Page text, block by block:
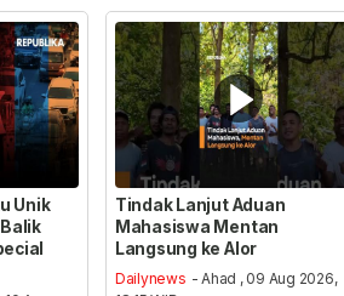
Unik
Tindak Lanjut Aduan
Mahasiswa Mentan
Langsung ke Alor
Dailynews - Ahad , 09 Aug 2026,